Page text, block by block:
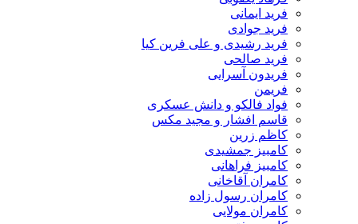
فرید ایمانی
فرید جوادی
فرید رشیدی و علی فرین کیا
فرید صالحی
فریدون آسرایی
فریمن
فواد فالکو و دانش عسکری
قاسم افشار و مجید مکس
کاظم زرین
کامبیز جمشیدی
کامبیز فراهانی
کامران آقاخانی
کامران رسول زاده
کامران مولایی